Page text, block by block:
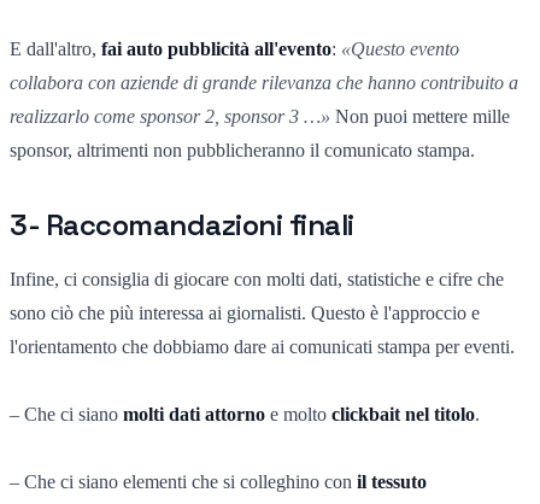
E dall'altro, fai auto pubblicità all'evento: «Questo evento
collabora con aziende di grande rilevanza che hanno contribuito a
realizzarlo come sponsor 2, sponsor 3 …» Non puoi mettere mille
sponsor, altrimenti non pubblicheranno il comunicato stampa.
3- Raccomandazioni finali
Infine, ci consiglia di giocare con molti dati, statistiche e cifre che
sono ciò che più interessa ai giornalisti. Questo è l'approccio e
l'orientamento che dobbiamo dare ai comunicati stampa per eventi.
– Che ci siano molti dati attorno e molto clickbait nel titolo.
– Che ci siano elementi che si colleghino con il tessuto